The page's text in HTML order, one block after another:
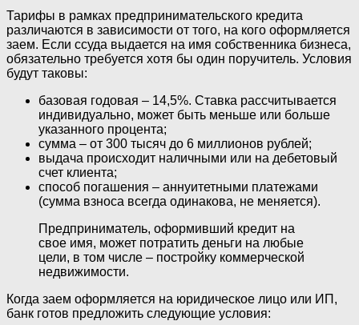
Тарифы в рамках предпринимательского кредита
различаются в зависимости от того, на кого оформляется
заем. Если ссуда выдается на имя собственника бизнеса,
обязательно требуется хотя бы один поручитель. Условия
будут таковы:
базовая годовая – 14,5%. Ставка рассчитывается
индивидуально, может быть меньше или больше
указанного процента;
сумма – от 300 тысяч до 6 миллионов рублей;
выдача происходит наличными или на дебетовый
счет клиента;
способ погашения – аннуитетными платежами
(сумма взноса всегда одинакова, не меняется).
Предприниматель, оформивший кредит на
свое имя, может потратить деньги на любые
цели, в том числе – постройку коммерческой
недвижимости.
Когда заем оформляется на юридическое лицо или ИП,
банк готов предложить следующие условия: